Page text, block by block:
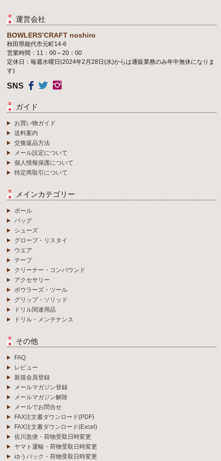
運営会社
BOWLERS’CRAFT noshiro
秋田県能代市元町14-6
営業時間：11：00～20：00
定休日：毎週水曜日(2024年2月28日(水)からは通販業務のみ年中無休になりま
す)
SNS
ガイド
お買い物ガイド
送料案内
交換返品方法
メール設定について
個人情報保護について
特定商取引について
メインカテゴリー
ボール
バッグ
シューズ
グローブ・リスタイ
ウエア
テープ
クリーナー・コンパウンド
アクセサリー
ボウラーズ・ツール
グリップ・ソリッド
ドリル関連用品
ドリル・メンテナンス
その他
FAQ
レビュー
新規会員登録
メールマガジン登録
メールマガジン解除
メールでお問合せ
FAX注文書ダウンロード(PDF)
FAX注文書ダウンロード(Excel)
佐川急便・荷物受取日時変更
ヤマト運輸・荷物受取日時変更
ゆうパック・荷物受取日時変更